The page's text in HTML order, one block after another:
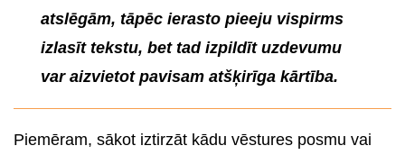
atslēgām, tāpēc ierasto pieeju vispirms
izlasīt tekstu, bet tad izpildīt uzdevumu
var aizvietot pavisam atšķirīga kārtība.
Piemēram, sākot iztirzāt kādu vēstures posmu vai